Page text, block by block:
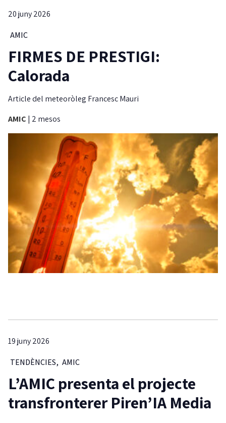
20 juny 2026
AMIC
FIRMES DE PRESTIGI:
Calorada
Article del meteoròleg Francesc Mauri
AMIC | 2 mesos
19 juny 2026
TENDÈNCIES, AMIC
L’AMIC presenta el projecte
transfronterer Piren’IA Media